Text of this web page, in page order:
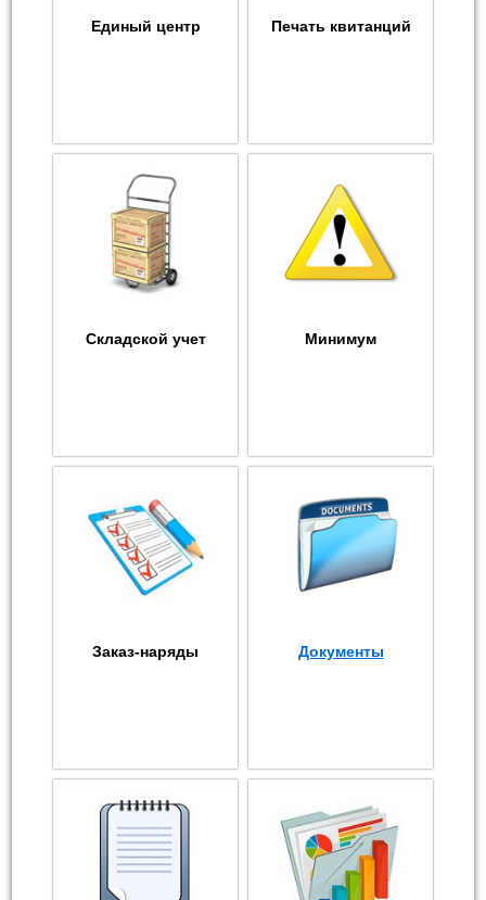
Единый центр Печать квитанций
Складской учет Минимум
Заказ-наряды Документы